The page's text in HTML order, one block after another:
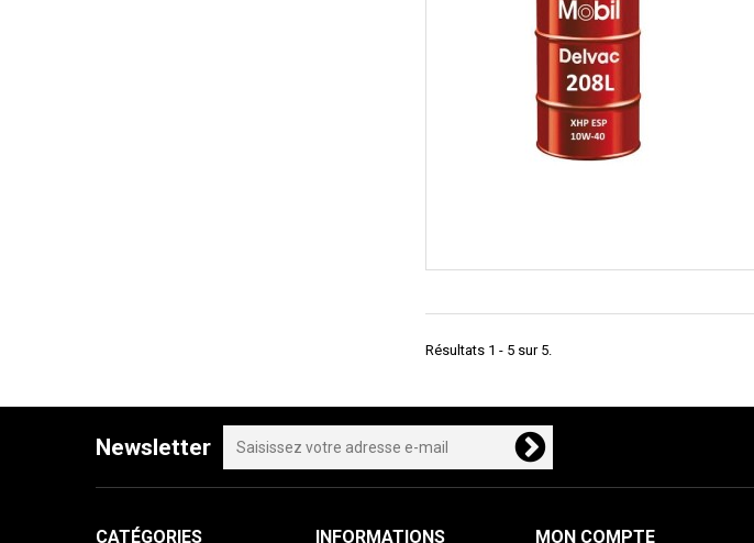
Résultats 1 - 5 sur 5.
Newsletter
CATÉGORIES INFORMATIONS MON COMPTE